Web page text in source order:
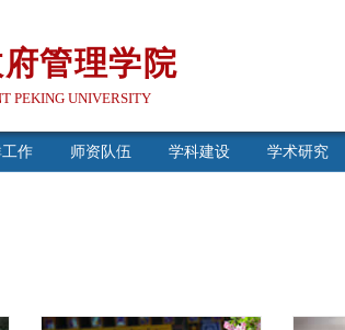
管理学院
PEKING UNIVERSITY
作 师资队伍 学科建设 学术研究